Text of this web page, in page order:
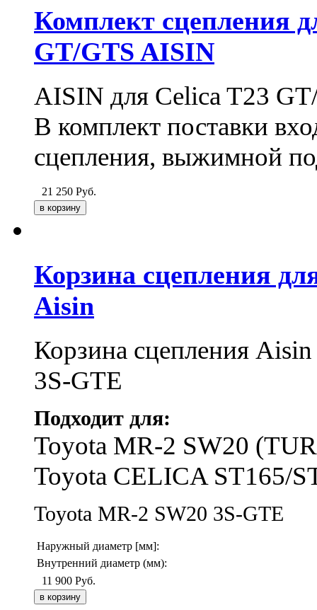
Комплект сцепления
GT/GTS AISIN
AISIN для Celica T23
В комплект поставки
сцепления, выжимной
21 250 Руб.
Корзина сцепления
Aisin
Корзина сцепления Aisin
3S-GTE
Подходит для:
Toyota MR-2 SW20
Toyota CELICA ST165/
Toyota MR-2 SW20 3S-GTE
Наружный диаметр [мм]:
Внутренний диаметр (мм):
11 900 Руб.